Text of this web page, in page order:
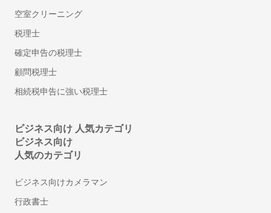
行政書士
車庫証明に強い行政書士
遺産相続手続き代行に強い行政書士
離婚の公正証書に強い行政書士
遺言書作成に強い行政書士
ビザ申請代行・入管業務代行に強い行政書士
内容証明・債権債務問題に強い行政書士
古物商許可申請代行の行政書士
自動車の名義・住所変更代行に強い行政書士
永住許可申請の行政書士
空室クリーニング
税理士
確定申告の税理士
顧問税理士
相続税申告に強い税理士
ビジネス向け 人気カテゴリ
ビジネス向け
人気のカテゴリ
ビジネス向けカメラマン
行政書士